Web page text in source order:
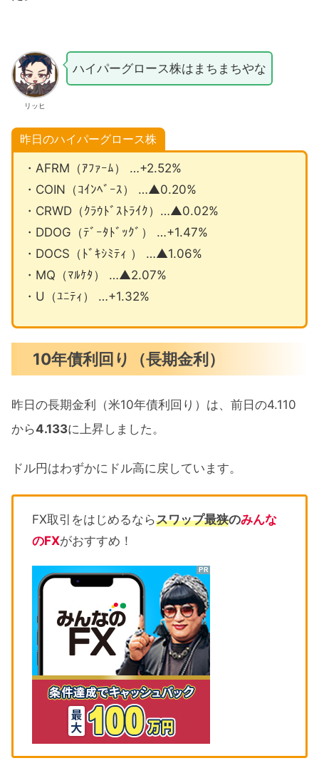
リッヒ
ハイパーグロース株はまちまちやな
昨日のハイパーグロース株
・AFRM（ｱﾌｧｰﾑ） …+2.52%
・COIN（ｺｲﾝﾍﾞｰｽ） …▲0.20%
・CRWD（ｸﾗｳﾄﾞｽﾄﾗｲｸ）…▲0.02%
・DDOG（ﾃﾞｰﾀﾄﾞｯｸﾞ） …+1.47%
・DOCS（ﾄﾞｷｼﾐﾃｨ ） …▲1.06%
・MQ（ﾏﾙｹﾀ） …▲2.07%
・U（ﾕﾆﾃｨ） …+1.32%
10年債利回り（長期金利）
昨日の長期金利（米10年債利回り）は、前日の4.110
から4.133に上昇しました。
ドル円はわずかにドル高に戻しています。
FX取引をはじめるならスワップ最狭のみんな
のFXがおすすめ！